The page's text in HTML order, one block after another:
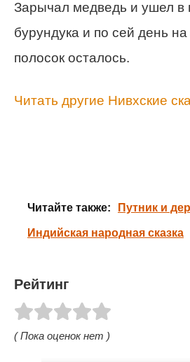
Зарычал медведь и ушел в
бурундука и по сей день на
полосок осталось.
Читать другие Нивхские
Читайте также: Путник и
Индийская народная сказка
Рейтинг
( Пока оценок нет )